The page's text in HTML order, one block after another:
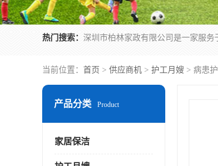
热门搜索：
当前位置： 首页 > 供应商机 > 护工月嫂 > 病患
产品分类 Product
家居保洁